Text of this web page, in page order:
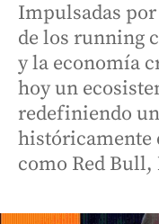
Impulsadas
de los running
y la economía
hoy un
redefiniendo
históricamente
como Red Bull,